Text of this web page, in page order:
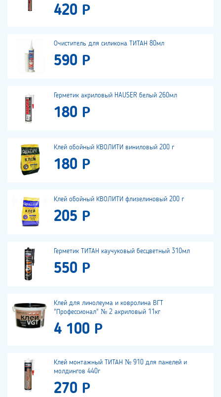
420 Р
Очиститель для силикона ТИТАН 80мл
590 Р
Герметик акриловый HAUSER белый 260мл
180 Р
Клей обойный КВОЛИТИ виниловый 200 г
180 Р
Клей обойный КВОЛИТИ флизелиновый 200 г
205 Р
Герметик ТИТАН каучуковый бесцветный 310мл
550 Р
Клей для линолеума и ковролина ВГТ
"Профессионал" № 2 акриловый 11кг
4 100 Р
Клей монтажный ТИТАН № 910 для панелей и
молдингов 440г
270 Р